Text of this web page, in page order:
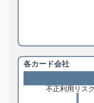
各カード会社
不正利用リス